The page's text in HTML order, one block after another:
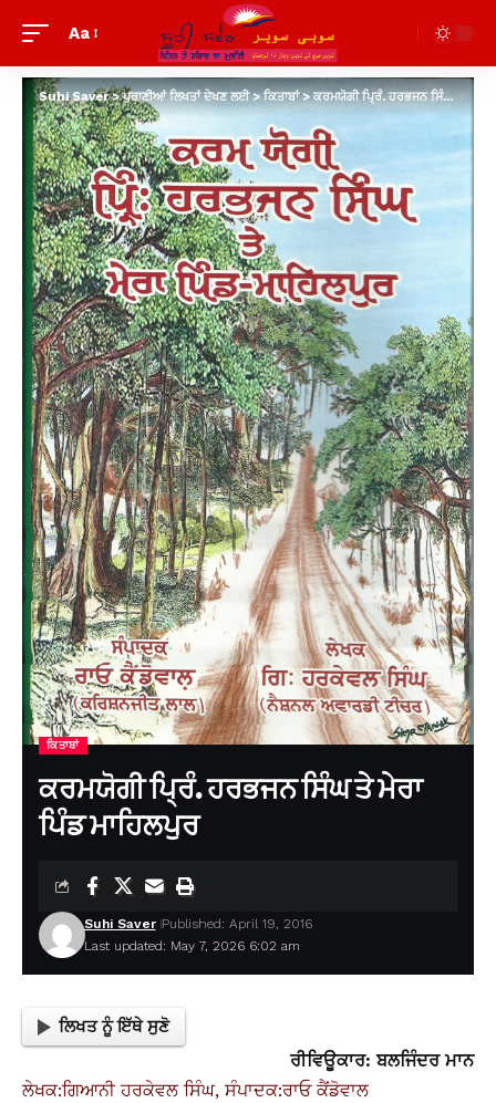
Aa
Suhi Saver>ਪੁਰਾਣੀਆਂ ਲਿਖਤਾਂ ਦੇਖਣ ਲਈ>ਕਿਤਾਬਾਂ>ਕਰਮਯੋਗੀ ਪ੍ਰਿੰ. ਹਰਭਜਨ ਸਿੰਘ ਤੇ ਮੇਰਾ ਪਿੰਡ ਮਾਹਿਲਪੁਰ
ਕਿਤਾਬਾਂ
ਕਰਮਯੋਗੀ ਪ੍ਰਿੰ. ਹਰਭਜਨ ਸਿੰਘ ਤੇ ਮੇਰਾ
ਪਿੰਡ ਮਾਹਿਲਪੁਰ
Last updated: May 7, 2026 6:02 am
Suhi Saver Published: April 19, 2016
ਲਿਖਤ ਨੂੰ ਇੱਥੇ ਸੁਣੋ
ਰੀਵਿਊਕਾਰ: ਬਲਜਿੰਦਰ ਮਾਨ
ਲੇਖਕ:ਗਿਆਨੀ ਹਰਕੇਵਲ ਸਿੰਘ, ਸੰਪਾਦਕ:ਰਾਓ ਕੈਂਡੋਵਾਲ